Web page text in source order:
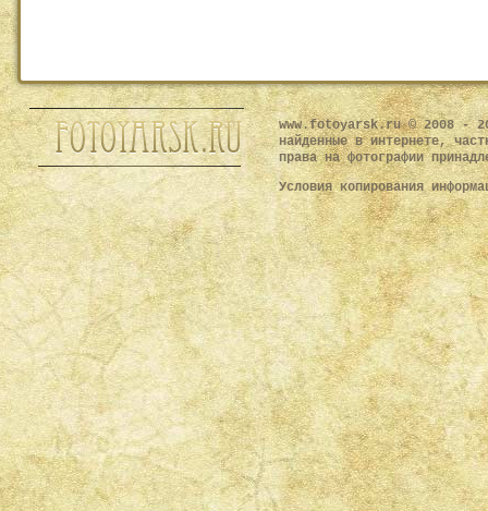
www.fotoyarsk.ru © 2008 -
найденные в интернете,
права на фотографии
Условия копирования